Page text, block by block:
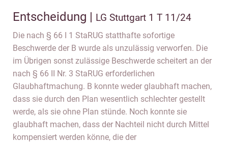
Entscheidung | LG Stuttgart 1 T 11/24
Die nach § 66 I 1 StaRUG statthafte sofortige
Beschwerde der B wurde als unzulässig verworfen. Die
im Übrigen sonst zulässige Beschwerde scheitert an der
nach § 66 II Nr. 3 StaRUG erforderlichen
Glaubhaftmachung. B konnte weder glaubhaft machen,
dass sie durch den Plan wesentlich schlechter gestellt
werde, als sie ohne Plan stünde. Noch konnte sie
glaubhaft machen, dass der Nachteil nicht durch Mittel
kompensiert werden könne, die der